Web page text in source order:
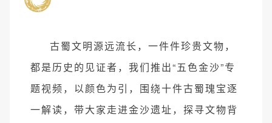
古蜀文明源远流长，一件件珍贵文物，
都是历史的见证者，我们推出“五色金沙”专
题视频，以颜色为引，围绕十件古蜀瑰宝逐
一解读，带大家走进金沙遗址，探寻文物背